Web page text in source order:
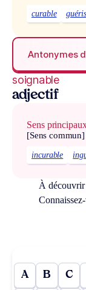
curable
Antonymes
soignable
adjectif
Sens
[Sens commun]
incurable
À découvrir
A B C